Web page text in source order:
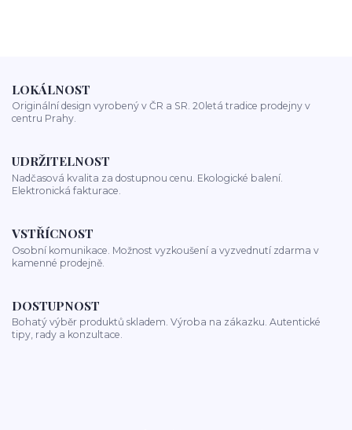
LOKÁLNOST
Originální design vyrobený v ČR a SR. 20letá tradice prodejny v
centru Prahy.
UDRŽITELNOST
Nadčasová kvalita za dostupnou cenu. Ekologické balení.
Elektronická fakturace.
VSTŘÍCNOST
Osobní komunikace. Možnost vyzkoušení a vyzvednutí zdarma v
kamenné prodejně.
DOSTUPNOST
Bohatý výběr produktů skladem. Výroba na zákazku. Autentické
tipy, rady a konzultace.